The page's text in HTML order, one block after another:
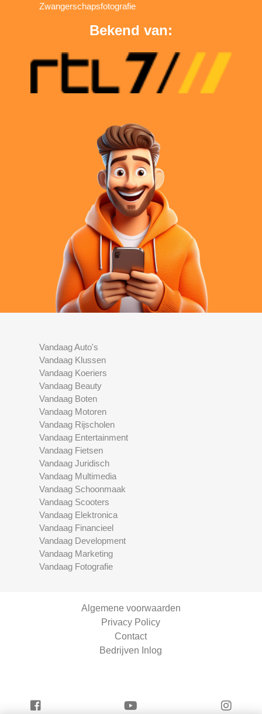
Zwangerschapsfotografie
Bekend van:
Vandaag Auto's
Vandaag Klussen
Vandaag Koeriers
Vandaag Beauty
Vandaag Boten
Vandaag Motoren
Vandaag Rijscholen
Vandaag Entertainment
Vandaag Fietsen
Vandaag Juridisch
Vandaag Multimedia
Vandaag Schoonmaak
Vandaag Scooters
Vandaag Elektronica
Vandaag Financieel
Vandaag Development
Vandaag Marketing
Vandaag Fotografie
Algemene voorwaarden
Privacy Policy
Contact
Bedrijven Inlog